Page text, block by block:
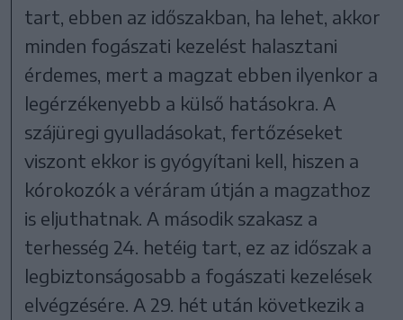
tart, ebben az időszakban, ha lehet, akkor
minden fogászati kezelést halasztani
érdemes, mert a magzat ebben ilyenkor a
legérzékenyebb a külső hatásokra. A
szájüregi gyulladásokat, fertőzéseket
viszont ekkor is gyógyítani kell, hiszen a
kórokozók a véráram útján a magzathoz
is eljuthatnak. A második szakasz a
terhesség 24. hetéig tart, ez az időszak a
legbiztonságosabb a fogászati kezelések
elvégzésére. A 29. hét után következik a